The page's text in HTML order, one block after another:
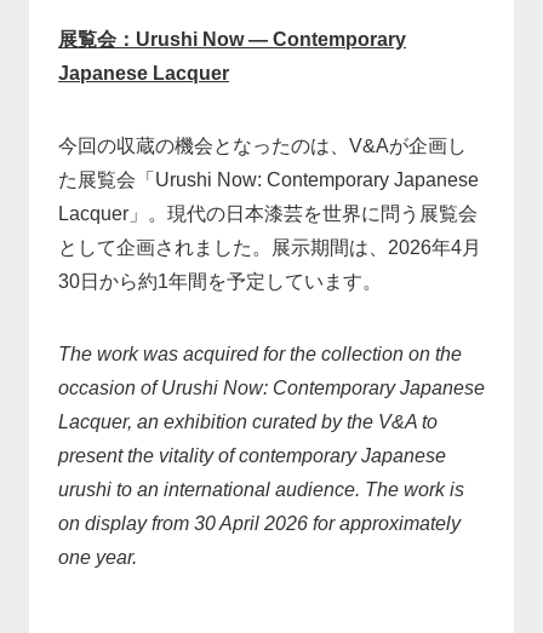
展覧会：Urushi Now — Contemporary
Japanese Lacquer
今回の収蔵の機会となったのは、V&Aが企画し
た展覧会「Urushi Now: Contemporary Japanese
Lacquer」。現代の日本漆芸を世界に問う展覧会
として企画されました。展示期間は、2026年4月
30日から約1年間を予定しています。
The work was acquired for the collection on the
occasion of Urushi Now: Contemporary Japanese
Lacquer, an exhibition curated by the V&A to
present the vitality of contemporary Japanese
urushi to an international audience. The work is
on display from 30 April 2026 for approximately
one year.